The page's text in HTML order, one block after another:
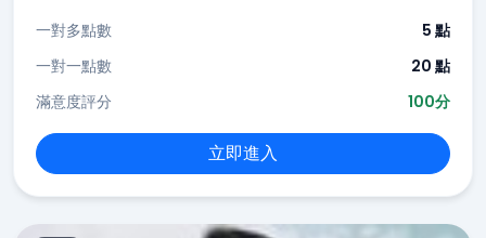
一對多點數
5 點
一對一點數
20 點
滿意度評分
100分
立即進入